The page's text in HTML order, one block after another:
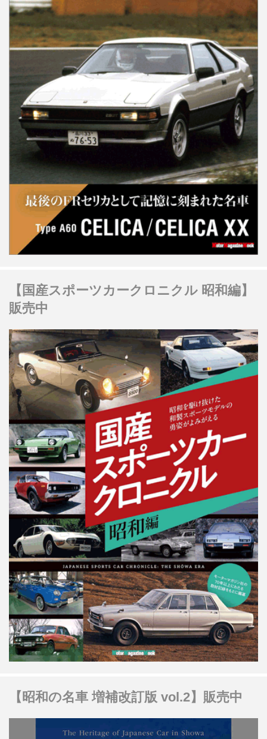
【国産スポーツカークロニクル 昭和編】
販売中
【昭和の名車 増補改訂版 vol.2】販売中